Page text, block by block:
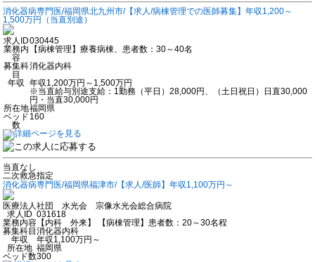
消化器病専門医/福岡県北九州市/【求人/病棟管理での医師募集】年収1,200～
1,500万円（当直別途）
求人ID030445
業務内
容
【病棟管理】療養病棟、患者数：30～40名
募集科
目
消化器内科
年収
年収1,200万円～1,500万円
※当直給与別途支給：1勤務（平日）28,000円、（土日祝日）日直30,000
円・当直30,000円
所在地福岡県
ベッド
数
160
当直なし
二次救急指定
消化器病専門医/福岡県福津市/【求人/医師】年収1,100万円～
医療法人社団 水光会 宗像水光会総合病院
求人ID 031618
業務内容 【内科 外来】 【病棟管理】患者数：20～30名程
募集科目消化器内科
年収
年収1,100万円～
所在地 福岡県
ベッド数300